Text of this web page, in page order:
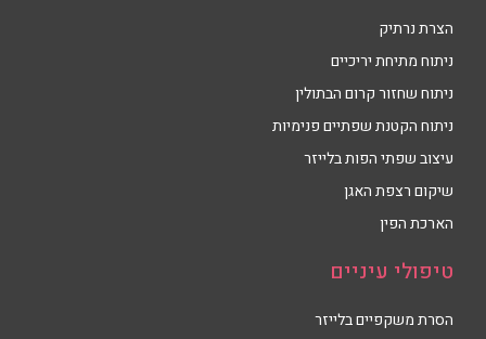
הצרת נרתיק
ניתוח מתיחת יריכיים
ניתוח שחזור קרום הבתולין
ניתוח הקטנת שפתיים פנימיות
עיצוב שפתי הפות בלייזר
שיקום רצפת האגן
הארכת הפין
טיפולי עיניים
הסרת משקפיים בלייזר